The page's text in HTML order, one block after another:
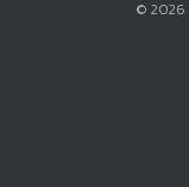
© 2026